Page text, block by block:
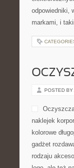
POSTED BY
zaliczają się
dzień. Kasy
poprawniej
[…]